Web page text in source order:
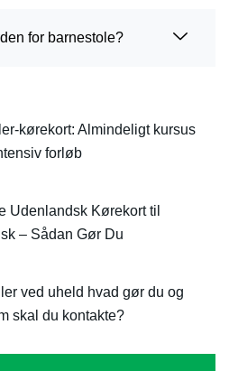
for barnestole?
kørekort: Almindeligt kursus
forløb
Udenlandsk Kørekort til
– Sådan Gør Du
ved uheld hvad gør du og
skal du kontakte?